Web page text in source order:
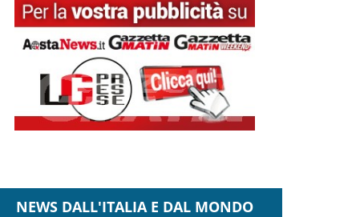
NEWS DALL'ITALIA E DAL MONDO